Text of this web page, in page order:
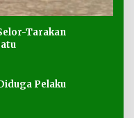
Tarakan
Pelaku